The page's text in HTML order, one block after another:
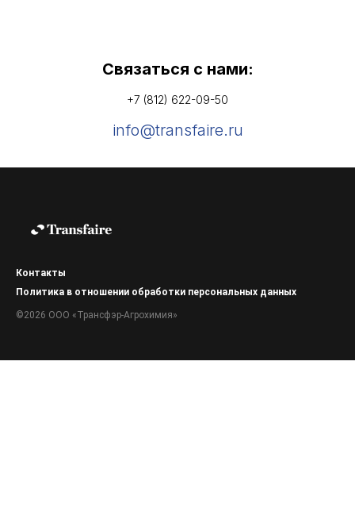
Связаться с нами:
+7 (812) 622-09-50
info@transfaire.ru
Контакты
Политика в отношении обработки персональных данных
©2026 ООО «Трансфэр-Агрохимия»